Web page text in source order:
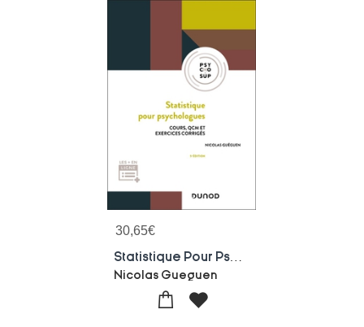
30,65€
Nicolas Gueguen